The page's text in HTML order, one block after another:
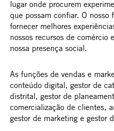
lugar onde procurem
que possam confiar. O nosso
fornecer melhores
nossos recursos de comércio
nossa presença social.
As funções de vendas e
conteúdo digital, gestor de
distrital, gestor de
comercialização de clientes,
gestor de marketing e gestor